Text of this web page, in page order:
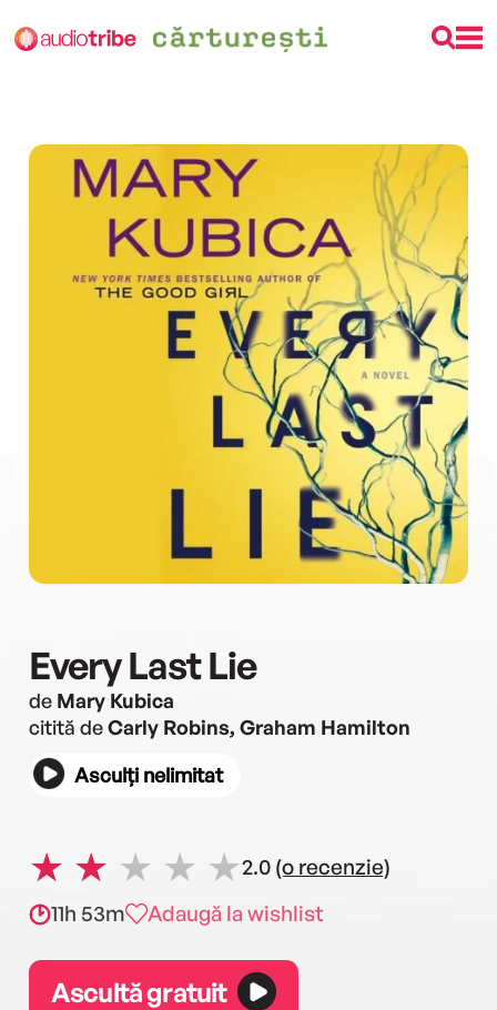
Every Last Lie
de Mary Kubica
citită deCarly Robins, Graham Hamilton
Asculți nelimitat
2.0 (o recenzie)
11h 53m
Adaugă la wishlist
Ascultă gratuit